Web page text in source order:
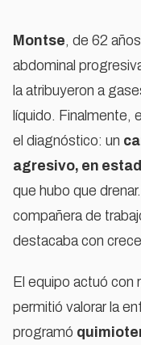
Para ver este
Montse, de 62
abdominal
la atribuyeron a
líquido. Finalmente,
el diagnóstico: un
agresivo, en
que hubo que
compañera de
destacaba con
El equipo actuó con
permitió valorar la
programó